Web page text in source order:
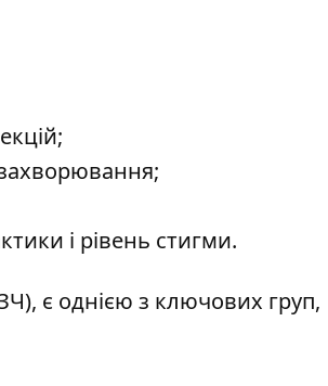
і рівень стигми.
є однією з ключових груп,